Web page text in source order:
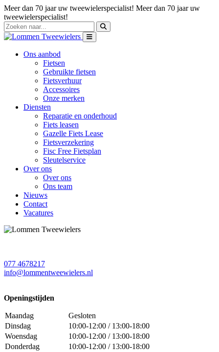
Meer dan 70 jaar uw tweewielerspecialist! Meer dan 70 jaar uw
tweewielerspecialist!
Ons aanbod
Fietsen
Gebruikte fietsen
Fietsverhuur
Accessoires
Onze merken
Diensten
Reparatie en onderhoud
Fiets leasen
Gazelle Fiets Lease
Fietsverzekering
Fisc Free Fietsplan
Sleutelservice
Over ons
Over ons
Ons team
Nieuws
Contact
Vacatures
077 4678217
info@lommentweewielers.nl
Openingstijden
Maandag
Gesloten
Dinsdag
10:00-12:00 / 13:00-18:00
Woensdag
10:00-12:00 / 13:00-18:00
Donderdag
10:00-12:00 / 13:00-18:00